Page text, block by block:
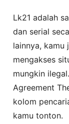
Lk21 adalah
dan serial
lainnya,
mengakses
mungkin
Agreement
kolom
kamu tonton.